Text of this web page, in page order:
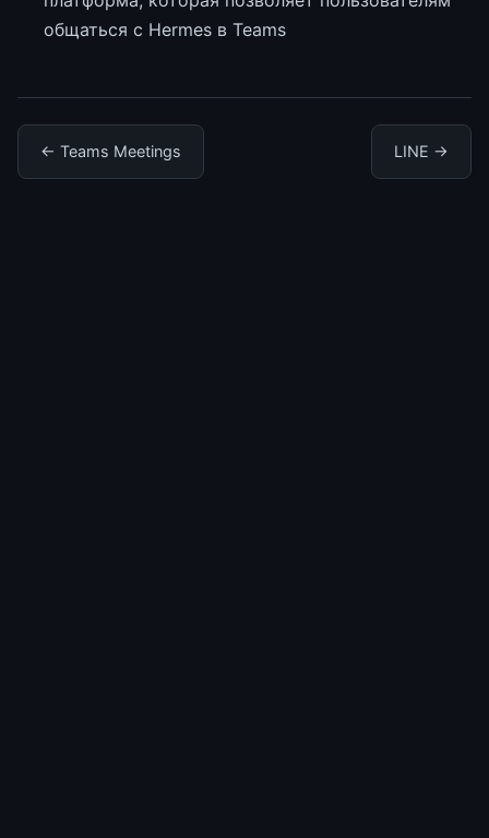
общаться с Hermes в Teams
← Teams Meetings LINE →